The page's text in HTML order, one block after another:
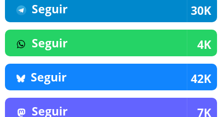
Seguir 30K
Seguir 4K
Seguir 42K
Seguir 7K